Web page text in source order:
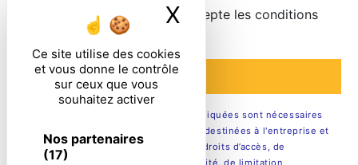
Ce site utilise des cookies
et vous donne le contrôle
sur ceux que vous
souhaitez activer
Nos partenaires
(17)
X Masquer le
En cochant cette case, j'accepte les conditions
particulières ci-dessous **
ENVOYER
** Les données personnelles communiquées sont nécessaires
aux fins de vous contacter. Elles sont destinées à l'entreprise et
ses sous-traitants. Vous disposez de droits d’accès, de
rectification, d’effacement, de portabilité, de limitation,